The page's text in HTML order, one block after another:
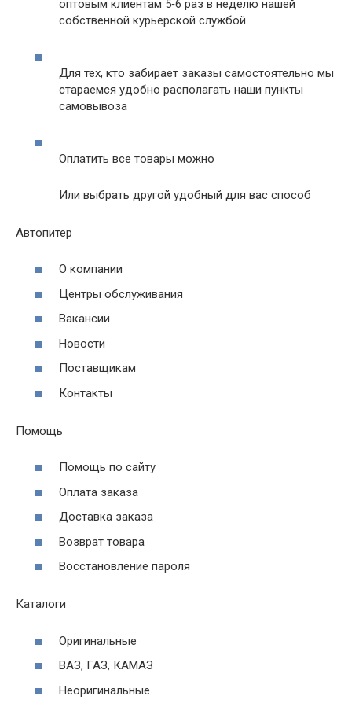
оптовым клиентам 5‑6 раз в неделю нашей
собственной курьерской службой
Для тех, кто забирает заказы самостоятельно мы
стараемся удобно располагать наши пункты
самовывоза
Оплатить все товары можно
Или выбрать другой удобный для вас способ
Автопитер
О компании
Центры обслуживания
Вакансии
Новости
Поставщикам
Контакты
Помощь
Помощь по сайту
Оплата заказа
Доставка заказа
Возврат товара
Восстановление пароля
Каталоги
Оригинальные
ВАЗ, ГАЗ, КАМАЗ
Неоригинальные